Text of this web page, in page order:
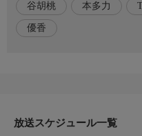
井桁弘恵/石原伸晃/石原良純
平/SAM(TRF)/TAKUMI(THE
朝日アナウンサー)/鶴崎修功
https://www.tv-asahi.co.jp/
谷胡桃 本多力
優香
放送スケジュール一覧